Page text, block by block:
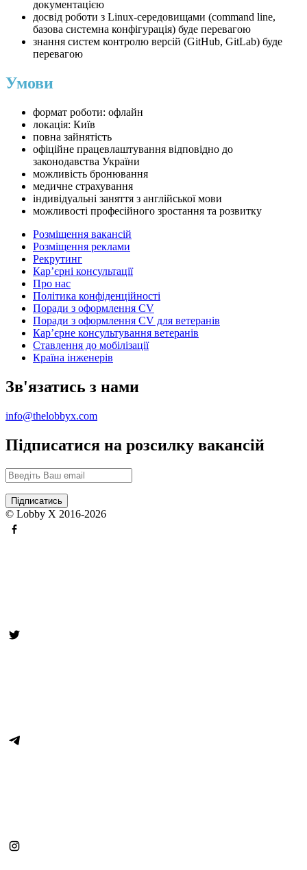
документацією
досвід роботи з Linux-середовищами (command line,
базова системна конфігурація) буде перевагою
знання систем контролю версій (GitHub, GitLab) буде
перевагою
Умови
формат роботи: офлайн
локація: Київ
повна зайнятість
офіційне працевлаштування відповідно до
законодавства України
можливість бронювання
медичне страхування
індивідуальні заняття з англійської мови
можливості професійного зростання та розвитку
Розміщення вакансій
Розміщення реклами
Рекрутинг
Карʼєрні консультації
Про нас
Політика конфіденційності
Поради з оформлення CV
Поради з оформлення CV для ветеранів
Карʼєрне консультування ветеранів
Ставлення до мобілізації
Країна інженерів
Зв'язатись з нами
info@thelobbyx.com
Підписатися на розсилку вакансій
© Lobby X 2016-2026